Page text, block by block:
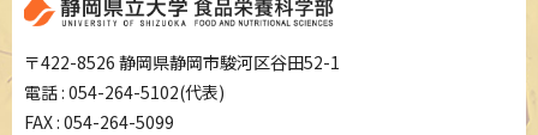
〒422-8526 静岡県静岡市駿河区谷田52-1
電話 : 054-264-5102(代表)
FAX : 054-264-5099